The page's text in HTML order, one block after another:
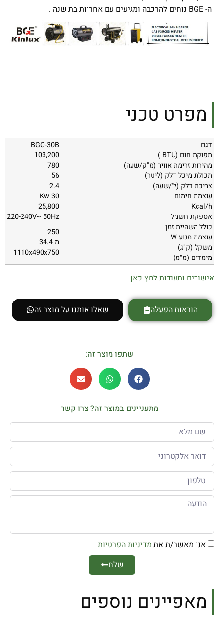
ה- BGE נוחים להרכבה ומגיעים עם אחריות בת שנה .
מפרט טכני
דגם
תפוקת חום BTU)
)
מהירות זרימת אוויר (מ"ק/שעה)
תכולת מיכל דלק (ליטר)
צריכת דלק (ל'/שעה)
עוצמת חימום
Kcal/h
אספקת חשמל
כולל השהיית זמן
עוצמת מנועW
משקל (ק"ג)
מימדים (מ"מ)
BGO-30B
103,200
780
56
2.4
30
Kw
25,800
220-240V~ 50Hz
250
מ 34.4
1110x490x750
אישורים ותעודות לחץ כאן
הוראות הפעלה שאלו אותנו על מוצר זה
שתפו מוצר זה:
מתעניינים במוצר זה? צרו קשר
אני מאשר/ת את מדיניות הפרטיות
שלח
מאפיינים נוספים